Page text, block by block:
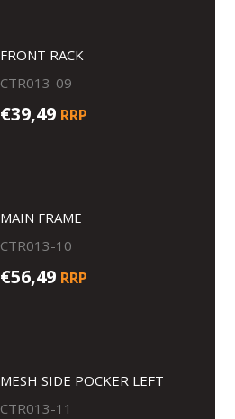
FRONT RACK
CTR013-09
€39,49 RRP
MAIN FRAME
CTR013-10
€56,49 RRP
MESH SIDE POCKER LEFT
CTR013-11